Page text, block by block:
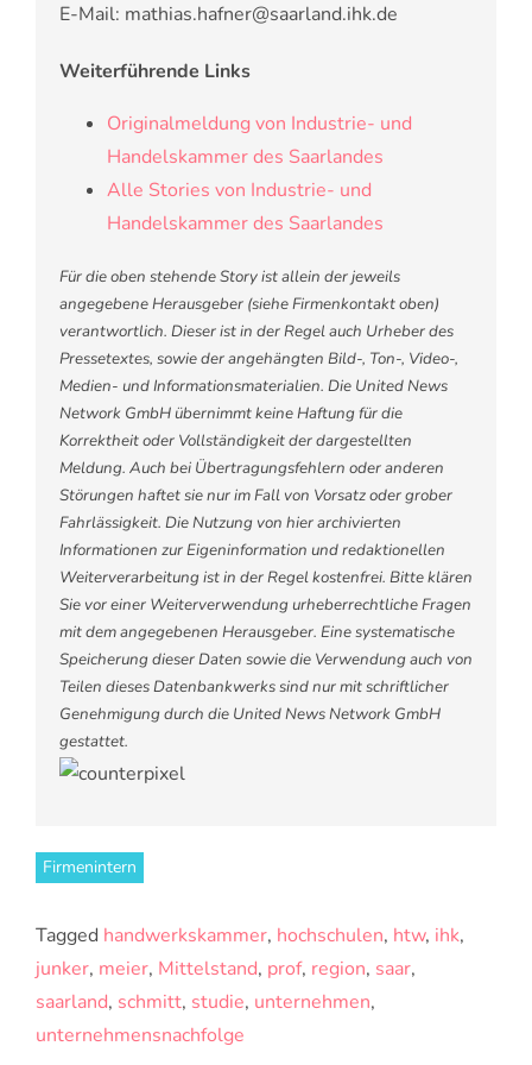
E-Mail: mathias.hafner@saarland.ihk.de
Weiterführende Links
Originalmeldung von Industrie- und
Handelskammer des Saarlandes
Alle Stories von Industrie- und
Handelskammer des Saarlandes
Für die oben stehende Story ist allein der jeweils
angegebene Herausgeber (siehe Firmenkontakt oben)
verantwortlich. Dieser ist in der Regel auch Urheber des
Pressetextes, sowie der angehängten Bild-, Ton-, Video-,
Medien- und Informationsmaterialien. Die United News
Network GmbH übernimmt keine Haftung für die
Korrektheit oder Vollständigkeit der dargestellten
Meldung. Auch bei Übertragungsfehlern oder anderen
Störungen haftet sie nur im Fall von Vorsatz oder grober
Fahrlässigkeit. Die Nutzung von hier archivierten
Informationen zur Eigeninformation und redaktionellen
Weiterverarbeitung ist in der Regel kostenfrei. Bitte klären
Sie vor einer Weiterverwendung urheberrechtliche Fragen
mit dem angegebenen Herausgeber. Eine systematische
Speicherung dieser Daten sowie die Verwendung auch von
Teilen dieses Datenbankwerks sind nur mit schriftlicher
Genehmigung durch die United News Network GmbH
gestattet.
Firmenintern
Tagged handwerkskammer, hochschulen, htw, ihk,
junker, meier, Mittelstand, prof, region, saar,
saarland, schmitt, studie, unternehmen,
unternehmensnachfolge